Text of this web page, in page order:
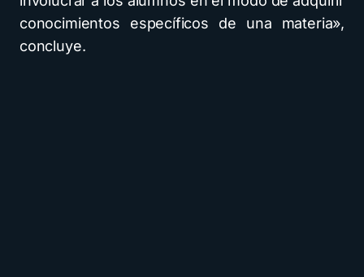
conocimientos específicos de una materia»,
concluye.